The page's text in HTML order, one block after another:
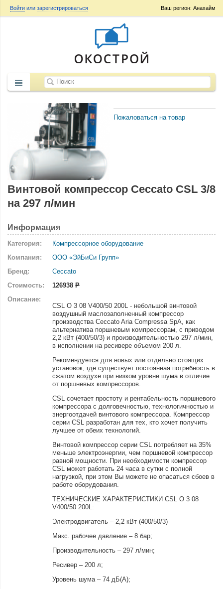
Ваш регион: Анахайм
Войти или зарегистрироваться
Пожаловаться на товар
Винтовой компрессор Ceccato CSL 3/8
на 297 л/мин
Информация
Категория:
Компрессорное оборудование
Компания:
ООО «ЭйБиСи Групп»
Бренд:
Ceccato
Стоимость:
126938 Р
Описание:
CSL O 3 08 V400/50 200L - небольшой винтовой
воздушный маслозаполненный компрессор
производства Ceccato Aria Compressa SpA, как
альтернатива поршневым компрессорам, с приводом
2,2 кВт (400/50/3) и производительностью 297 л/мин,
в исполнении на ресивере объемом 200 л.
Рекомендуется для новых или отдельно стоящих
установок, где существует постоянная потребность в
сжатом воздухе при низком уровне шума в отличие
от поршневых компрессоров.
CSL сочетает простоту и рентабельность поршневого
компрессора с долговечностью, технологичностью и
энергоотдачей винтового компрессора. Компрессор
серии CSL разработан для тех, кто хочет получить
лучшее от обеих технологий.
Винтовой компрессор серии CSL потребляет на 35%
меньше электроэнергии, чем поршневой компрессор
равной мощности. При необходимости компрессор
CSL может работать 24 часа в сутки с полной
нагрузкой, при этом Вы можете не опасаться сбоев в
работе оборудования.
ТЕХНИЧЕСКИЕ ХАРАКТЕРИСТИКИ CSL O 3 08
V400/50 200L:
Электродвигатель – 2,2 кВт (400/50/3)
Макс. рабочее давление – 8 бар;
Производительность – 297 л/мин;
Ресивер – 200 л;
Уровень шума – 74 дБ(А);